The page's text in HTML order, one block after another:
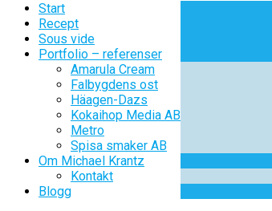
Start
Recept
Sous vide
Portfolio – referenser
Amarula Cream
Falbygdens ost
Häagen-Dazs
Kokaihop Media AB
Metro
Spisa smaker AB
Om Michael Krantz
Kontakt
Blogg
Start
Recept
Sous vide
Portfolio – referenser
Amarula Cream
Falbygdens ost
Häagen-Dazs
Kokaihop Media AB
Metro
Spisa smaker AB
Om Michael Krantz
Kontakt
Blogg